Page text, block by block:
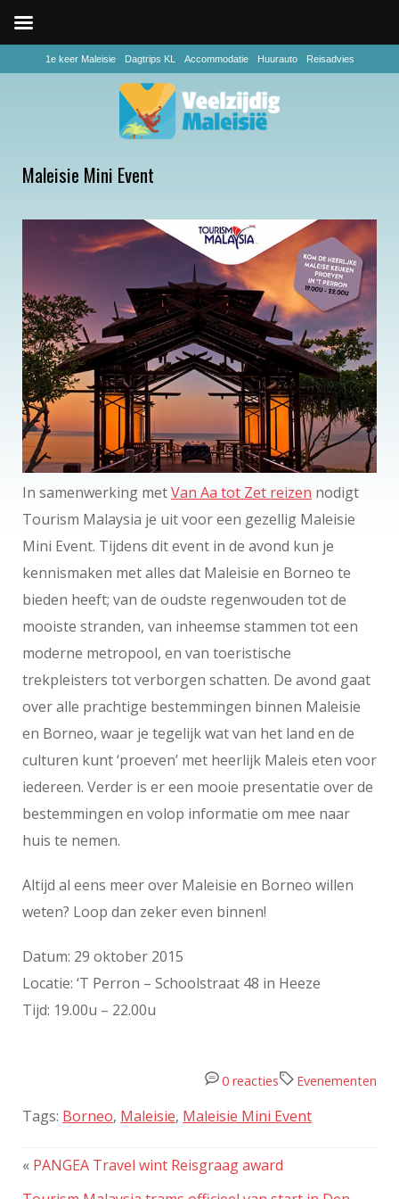
1e keer Maleisie Dagtrips KL Accommodatie Huurauto Reisadvies
Maleisie Mini Event
In samenwerking metVan Aa tot Zet reizen nodigt
Tourism Malaysia je uit voor een gezellig Maleisie
Mini Event. Tijdens dit event in de avond kun je
kennismaken met alles dat Maleisie en Borneo te
bieden heeft; van de oudste regenwouden tot de
mooiste stranden, van inheemse stammen tot een
moderne metropool, en van toeristische
trekpleisters tot verborgen schatten. De avond gaat
over alle prachtige bestemmingen binnen Maleisie
en Borneo, waar je tegelijk wat van het land en de
culturen kunt ‘proeven’ met heerlijk Maleis eten voor
iedereen. Verder is er een mooie presentatie over de
bestemmingen en volop informatie om mee naar
huis te nemen.
Altijd al eens meer over Maleisie en Borneo willen
weten? Loop dan zeker even binnen!
Datum: 29 oktober 2015
Locatie: ‘T Perron – Schoolstraat 48 in Heeze
Tijd: 19.00u – 22.00u
Evenementen
0 reacties
Tags: Borneo, Maleisie, Maleisie Mini Event
« PANGEA Travel wint Reisgraag award